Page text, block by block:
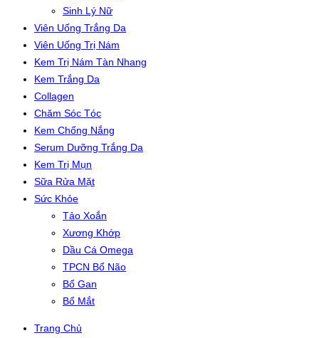
Sinh Lý Nữ
Viên Uống Trắng Da
Viên Uống Trị Nám
Kem Trị Nám Tàn Nhang
Kem Trắng Da
Collagen
Chăm Sóc Tóc
Kem Chống Nắng
Serum Dưỡng Trắng Da
Kem Trị Mụn
Sữa Rửa Mặt
Sức Khỏe
Tảo Xoắn
Xương Khớp
Dầu Cá Omega
TPCN Bổ Não
Bổ Gan
Bổ Mắt
Trang Chủ